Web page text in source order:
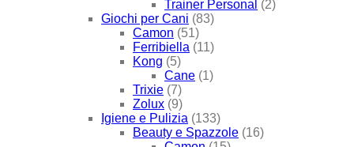
Trainer Personal (2)
Giochi per Cani (83)
Camon (51)
Ferribiella (11)
Kong (5)
Cane (1)
Trixie (7)
Zolux (9)
Igiene e Pulizia (133)
Beauty e Spazzole (16)